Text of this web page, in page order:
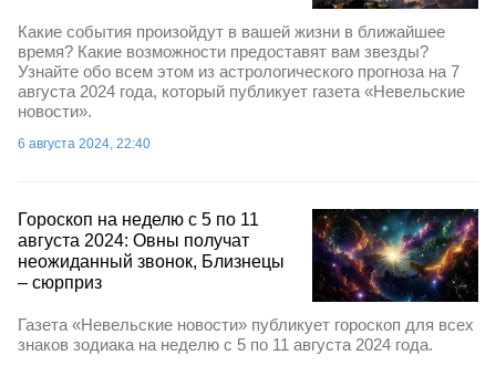
Какие события произойдут в вашей жизни в ближайшее
время? Какие возможности предоставят вам звезды?
Узнайте обо всем этом из астрологического прогноза на 7
августа 2024 года, который публикует газета «Невельские
новости».
6 августа 2024, 22:40
Гороскоп на неделю с 5 по 11
августа 2024: Овны получат
неожиданный звонок, Близнецы
– сюрприз
Газета «Невельские новости» публикует гороскоп для всех
знаков зодиака на неделю с 5 по 11 августа 2024 года.